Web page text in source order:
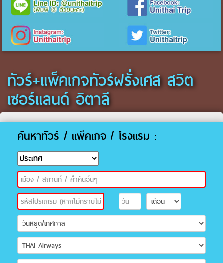
ทัวร์+แพ็คเกจทัวร์ฝรั่งเศส สวิต
เซอร์แลนด์ อิตาลี
ค้นหาทัวร์ / แพ็คเกจ / โรงแรม :